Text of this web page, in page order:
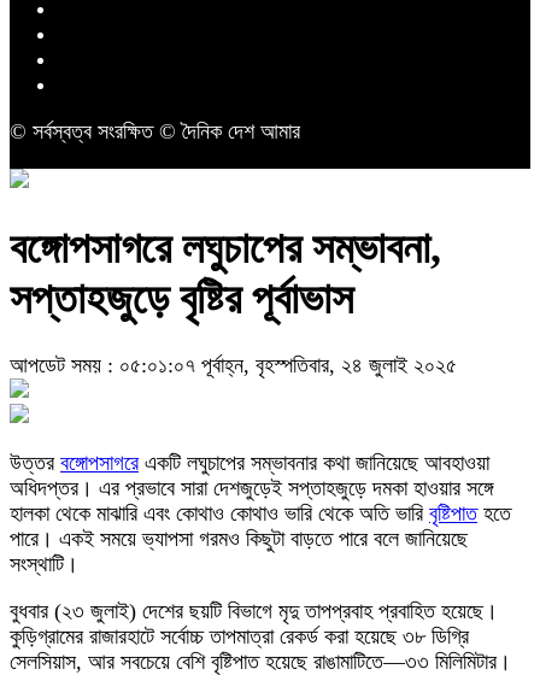
© সর্বস্বত্ব সংরক্ষিত © দৈনিক দেশ আমার
বঙ্গোপসাগরে লঘুচাপের সম্ভাবনা,
সপ্তাহজুড়ে বৃষ্টির পূর্বাভাস
আপডেট সময় : ০৫:০১:০৭ পূর্বাহ্ন, বৃহস্পতিবার, ২৪ জুলাই ২০২৫
উত্তর বঙ্গোপসাগরেএকটি লঘুচাপের সম্ভাবনার কথা জানিয়েছে আবহাওয়া
অধিদপ্তর। এর প্রভাবে সারা দেশজুড়েই সপ্তাহজুড়ে দমকা হাওয়ার সঙ্গে
হালকা থেকে মাঝারি এবং কোথাও কোথাও ভারি থেকে অতি ভারি বৃষ্টিপাতহতে
পারে। একই সময়ে ভ্যাপসা গরমও কিছুটা বাড়তে পারে বলে জানিয়েছে
সংস্থাটি।
বুধবার (২৩ জুলাই) দেশের ছয়টি বিভাগে মৃদু তাপপ্রবাহ প্রবাহিত হয়েছে।
কুড়িগ্রামের রাজারহাটে সর্বোচ্চ তাপমাত্রা রেকর্ড করা হয়েছে ৩৮ ডিগ্রি
সেলসিয়াস, আর সবচেয়ে বেশি বৃষ্টিপাত হয়েছে রাঙামাটিতে—৩৩ মিলিমিটার।